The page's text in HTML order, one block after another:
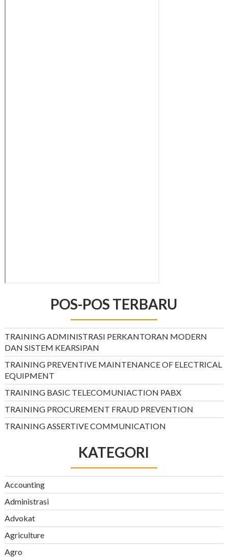
POS-POS TERBARU
TRAINING ADMINISTRASI PERKANTORAN MODERN
DAN SISTEM KEARSIPAN
TRAINING PREVENTIVE MAINTENANCE OF ELECTRICAL
EQUIPMENT
TRAINING BASIC TELECOMUNIACTION PABX
TRAINING PROCUREMENT FRAUD PREVENTION
TRAINING ASSERTIVE COMMUNICATION
KATEGORI
Accounting
Administrasi
Advokat
Agriculture
Agro